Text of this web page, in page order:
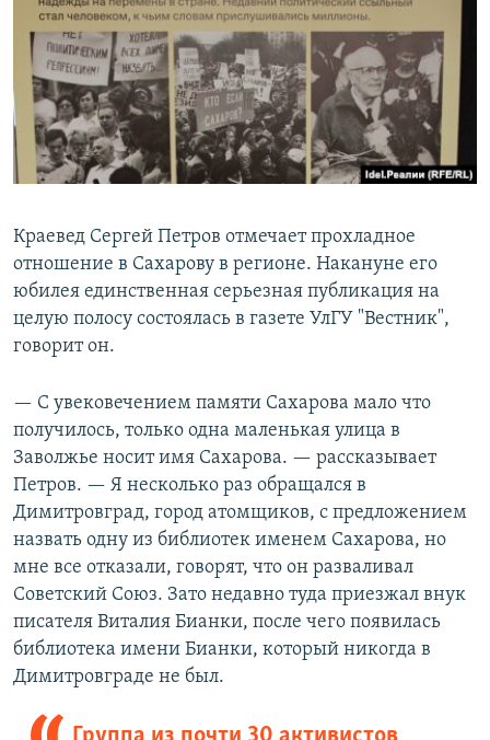
Краевед Сергей Петров отмечает прохладное
отношение в Сахарову в регионе. Накануне его
юбилея единственная серьезная публикация на
целую полосу состоялась в газете УлГУ "Вестник",
говорит он.
— С увековечением памяти Сахарова мало что
получилось, только одна маленькая улица в
Заволжье носит имя Сахарова. — рассказывает
Петров. — Я несколько раз обращался в
Димитровград, город атомщиков, с предложением
назвать одну из библиотек именем Сахарова, но
мне все отказали, говорят, что он разваливал
Советский Союз. Зато недавно туда приезжал внук
писателя Виталия Бианки, после чего появилась
библиотека имени Бианки, который никогда в
Димитровграде не был.